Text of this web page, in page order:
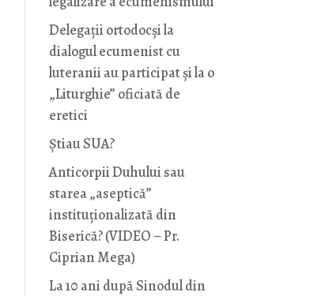
Delegații ortodocși la
dialogul ecumenist cu
luteranii au participat și la o
„Liturghie” oficiată de
eretici
Știau SUA?
Anticorpii Duhului sau
starea „aseptică”
instituționalizată din
Biserică? (VIDEO – Pr.
Ciprian Mega)
La 10 ani după Sinodul din